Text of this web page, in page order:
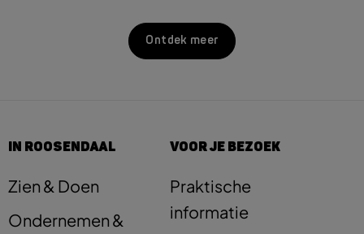
Ontdek meer
IN ROOSENDAAL
Zien & Doen
Ondernemen &
VOOR JE BEZOEK
Praktische
informatie